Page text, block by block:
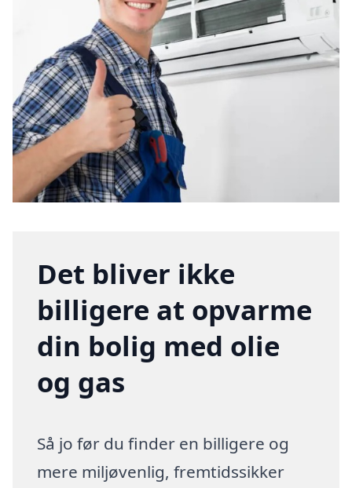
Det bliver ikke
billigere at opvarme
din bolig med olie
og gas
Så jo før du finder en billigere og
mere miljøvenlig, fremtidssikker